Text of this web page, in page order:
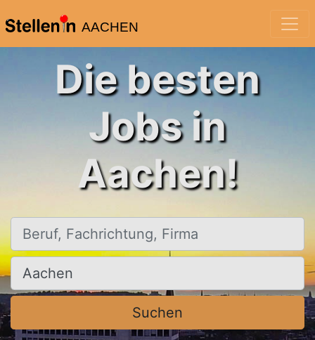
AACHEN
Die besten
Jobs in
Aachen!
Beruf, Fachrichtung, Firma
Ort, Stadt
Suchen